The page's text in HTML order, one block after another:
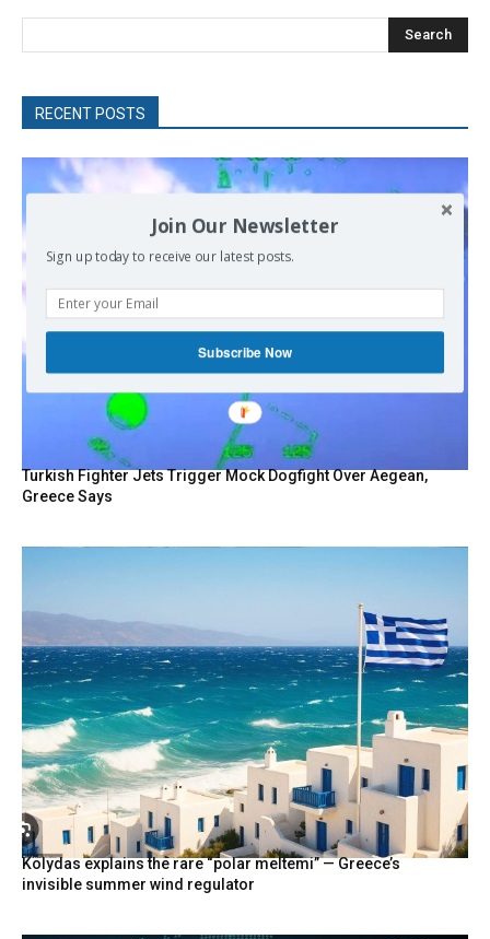
Search
RECENT POSTS
Turkish Fighter Jets Trigger Mock Dogfight Over Aegean,
Greece Says
Kolydas explains the rare “polar meltemi” — Greece’s
invisible summer wind regulator
Join Our Newsletter
Sign up today to receive our latest posts.
Subscribe Now